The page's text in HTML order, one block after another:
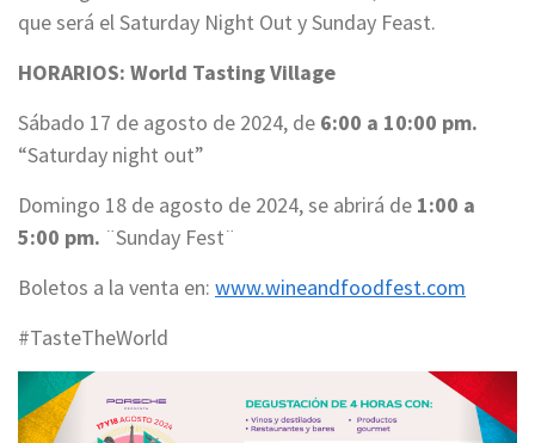
que será el Saturday Night Out y Sunday Feast.
HORARIOS: World Tasting Village
Sábado 17 de agosto de 2024, de 6:00 a 10:00 pm.
“Saturday night out”
Domingo 18 de agosto de 2024, se abrirá de 1:00 a
5:00 pm. ¨Sunday Fest¨
Boletos a la venta en: www.wineandfoodfest.com
#TasteTheWorld